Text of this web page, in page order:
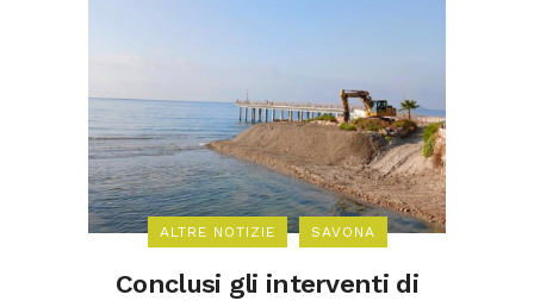
ALTRE NOTIZIE SAVONA
Conclusi gli interventi di